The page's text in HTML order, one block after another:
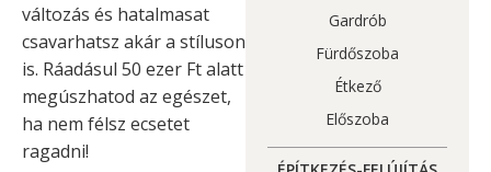
változás és hatalmasat
csavarhatsz akár a stíluson
is. Ráadásul 50 ezer Ft alatt
megúszhatod az egészet,
ha nem félsz ecsetet
ragadni!
Gardrób
Fürdőszoba
Étkező
Előszoba